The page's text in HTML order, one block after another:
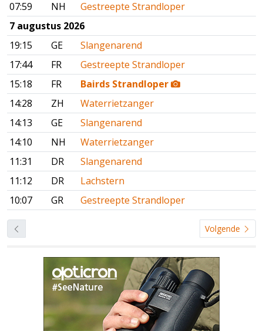
07:59
NH
Gestreepte Strandloper
7 augustus 2026
19:15
GE
Slangenarend
17:44
FR
Gestreepte Strandloper
15:18
FR
Bairds Strandloper
14:28
ZH
Waterrietzanger
14:13
GE
Slangenarend
14:10
NH
Waterrietzanger
11:31
DR
Slangenarend
11:12
DR
Lachstern
10:07
GR Gestreepte Strandloper
Volgende